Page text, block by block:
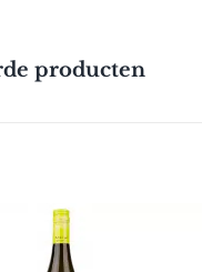
producten